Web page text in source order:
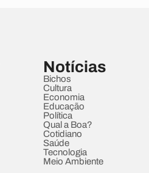
Notícias
Bichos
Cultura
Economia
Educação
Política
Qual a Boa?
Cotidiano
Saúde
Tecnologia
Meio Ambiente